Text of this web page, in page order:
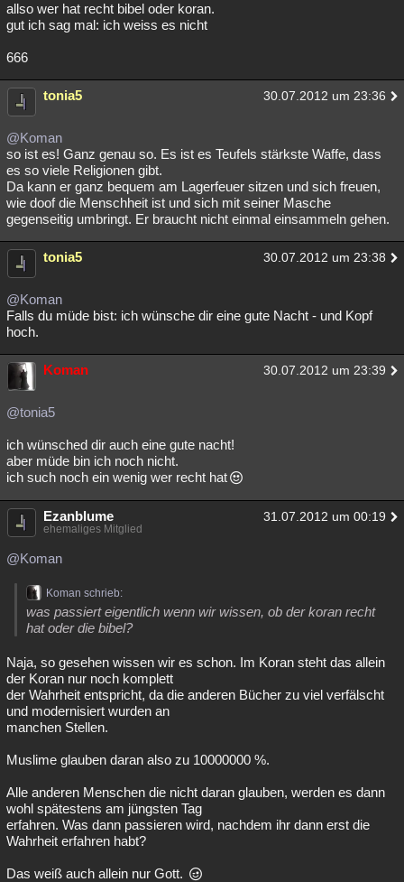
allso wer hat recht bibel oder koran.
gut ich sag mal: ich weiss es nicht
666
tonia5 30.07.2012 um 23:36
@Koman
so ist es! Ganz genau so. Es ist es Teufels stärkste Waffe, dass
es so viele Religionen gibt.
Da kann er ganz bequem am Lagerfeuer sitzen und sich freuen,
wie doof die Menschheit ist und sich mit seiner Masche
gegenseitig umbringt. Er braucht nicht einmal einsammeln gehen.
tonia5 30.07.2012 um 23:38
@Koman
Falls du müde bist: ich wünsche dir eine gute Nacht - und Kopf
hoch.
Koman 30.07.2012 um 23:39
@tonia5
ich wünsched dir auch eine gute nacht!
aber müde bin ich noch nicht.
ich such noch ein wenig wer recht hat
Ezanblume 31.07.2012 um 00:19
ehemaliges Mitglied
@Koman
Koman schrieb:
was passiert eigentlich wenn wir wissen, ob der koran recht
hat oder die bibel?
Naja, so gesehen wissen wir es schon. Im Koran steht das allein
der Koran nur noch komplett
der Wahrheit entspricht, da die anderen Bücher zu viel verfälscht
und modernisiert wurden an
manchen Stellen.
Muslime glauben daran also zu 10000000 %.
Alle anderen Menschen die nicht daran glauben, werden es dann
wohl spätestens am jüngsten Tag
erfahren. Was dann passieren wird, nachdem ihr dann erst die
Wahrheit erfahren habt?
Das weiß auch allein nur Gott.